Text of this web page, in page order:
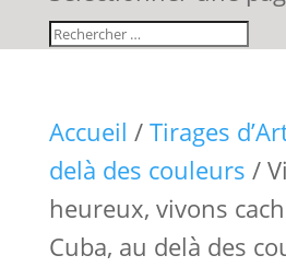
Accueil / Tirages
delà des couleurs /
heureux, vivons
Cuba, au delà des